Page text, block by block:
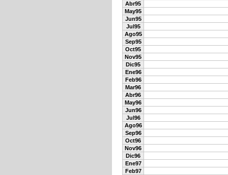
Abr95
May95
Jun95
Jul95
Ago95
Sep95
Oct95
Nov95
Dic95
Ene96
Feb96
Mar96
Abr96
May96
Jun96
Jul96
Ago96
Sep96
Oct96
Nov96
Dic96
Ene97
Feb97